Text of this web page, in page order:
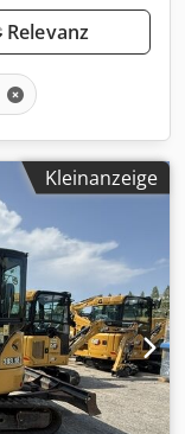
Relevanz
Kleinanzeige